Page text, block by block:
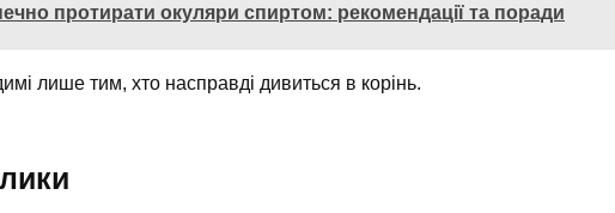
протирати окуляри спиртом: рекомендації та поради
лише тим, хто насправді дивиться в корінь.